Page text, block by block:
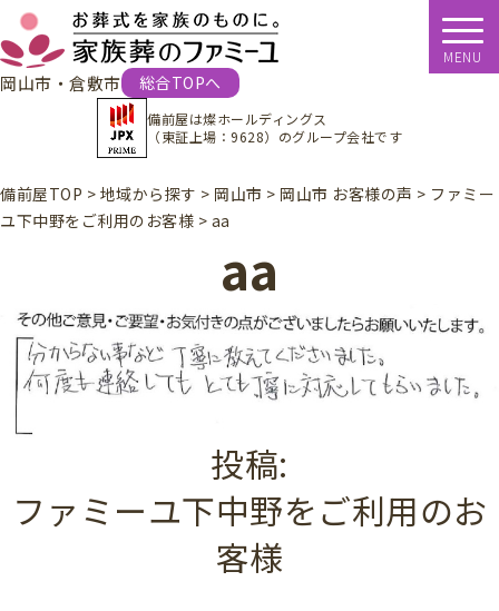
総合TOPへ
岡山市・倉敷市
備前屋は燦ホールディングス
（東証上場：9628） のグループ会社です
MENU
備前屋TOP > 地域から探す > 岡山市 > 岡山市 お客様の声 > ファミー
ユ下中野をご利用のお客様 > aa
aa
投稿:
ファミーユ下中野をご利用のお
客様